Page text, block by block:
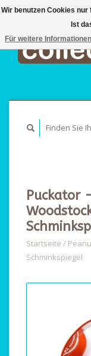
Puckator
Startseite /
Schminkspiegel
Wir benutzen Cookies
Ist
Für weitere